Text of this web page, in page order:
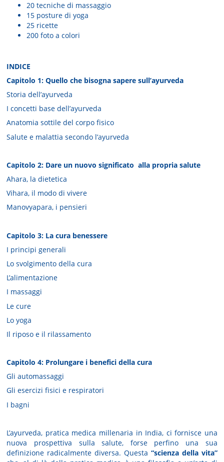
20 tecniche di massaggio
15 posture di yoga
25 ricette
200 foto a colori
INDICE
Capitolo 1: Quello che bisogna sapere sull’ayurveda
Storia dell’ayurveda
I concetti base dell’ayurveda
Anatomia sottile del corpo fisico
Salute e malattia secondo l’ayurveda
Capitolo 2: Dare un nuovo significato alla propria salute
Ahara, la dietetica
Vihara, il modo di vivere
Manovyapara, i pensieri
Capitolo 3: La cura benessere
I principi generali
Lo svolgimento della cura
L’alimentazione
I massaggi
Le cure
Lo yoga
Il riposo e il rilassamento
Capitolo 4: Prolungare i benefici della cura
Gli automassaggi
Gli esercizi fisici e respiratori
I bagni
L’ayurveda, pratica medica millenaria in India, ci fornisce una
nuova prospettiva sulla salute, forse perfino una sua
definizione radicalmente diversa. Questa “scienza della vita”